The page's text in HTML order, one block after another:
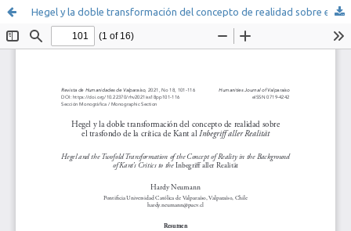
Hegel y la doble transformación del concepto de realidad sobre el trasfondo de la crítica de Kant al Inbegriff aller Realität